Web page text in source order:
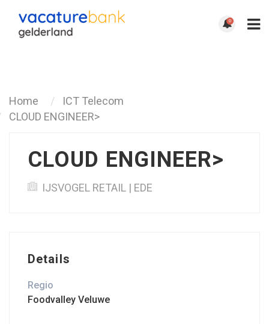
0
Home
ICT Telecom
CLOUD ENGINEER>
CLOUD ENGINEER>
IJSVOGEL RETAIL | EDE
Details
Regio
Foodvalley Veluwe